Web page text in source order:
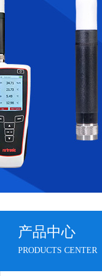
产品中心
PRODUCTS CENTER